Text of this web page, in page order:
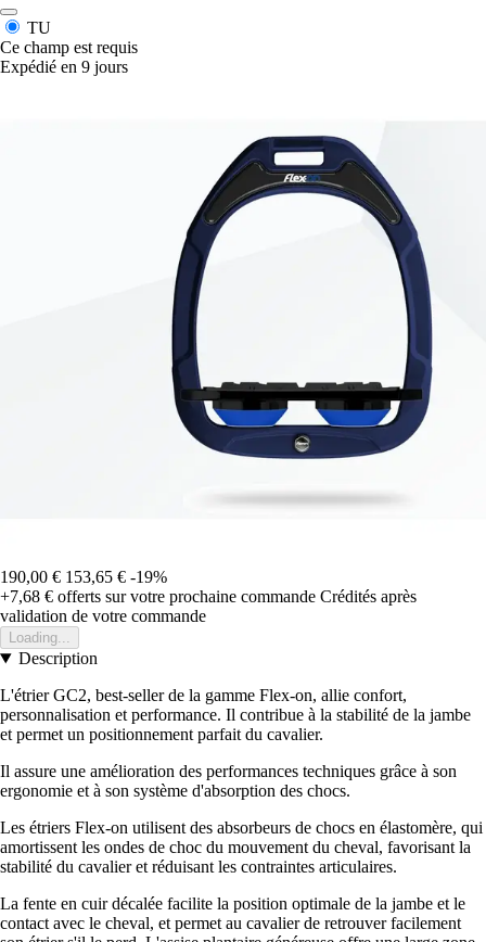
TU
Ce champ est requis
Expédié en 9 jours
190,00 € 153,65 € -19%
+7,68 € offerts sur votre prochaine commande Crédités après
validation de votre commande
Loading...
Description
L'étrier GC2, best-seller de la gamme Flex-on, allie confort,
personnalisation et performance. Il contribue à la stabilité de la jambe
et permet un positionnement parfait du cavalier.
Il assure une amélioration des performances techniques grâce à son
ergonomie et à son système d'absorption des chocs.
Les étriers Flex-on utilisent des absorbeurs de chocs en élastomère, qui
amortissent les ondes de choc du mouvement du cheval, favorisant la
stabilité du cavalier et réduisant les contraintes articulaires.
La fente en cuir décalée facilite la position optimale de la jambe et le
contact avec le cheval, et permet au cavalier de retrouver facilement